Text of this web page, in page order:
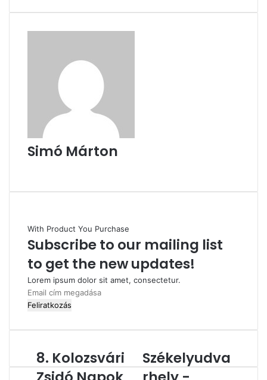
Simó Márton
With Product You Purchase
Subscribe to our mailing list
to get the new updates!
Lorem ipsum dolor sit amet, consectetur.
Email
cím
8.
Kolozsvári
8. Kolozsvári
Székelyudvarhely
-Székelyudva